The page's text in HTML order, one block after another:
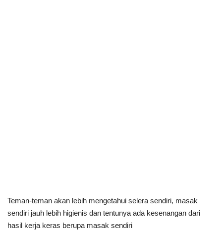
Teman-teman akan lebih mengetahui selera sendiri, masak
sendiri jauh lebih higienis dan tentunya ada kesenangan dari
hasil kerja keras berupa masak sendiri